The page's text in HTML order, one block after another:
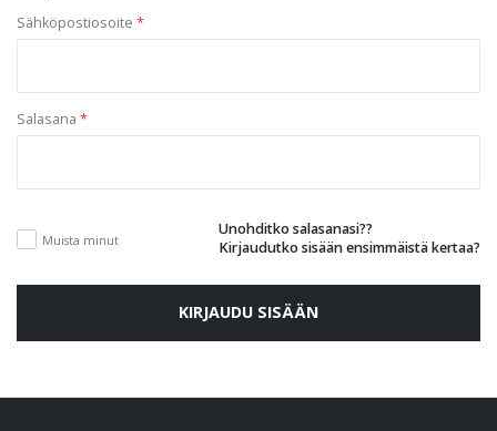
Sähköpostiosoite *
Salasana *
Muista minut
Unohditko salasanasi??
Kirjaudutko sisään ensimmäistä kertaa?
KIRJAUDU SISÄÄN